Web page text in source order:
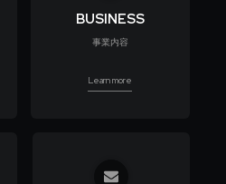
BUSINESS
事業内容
Learn more